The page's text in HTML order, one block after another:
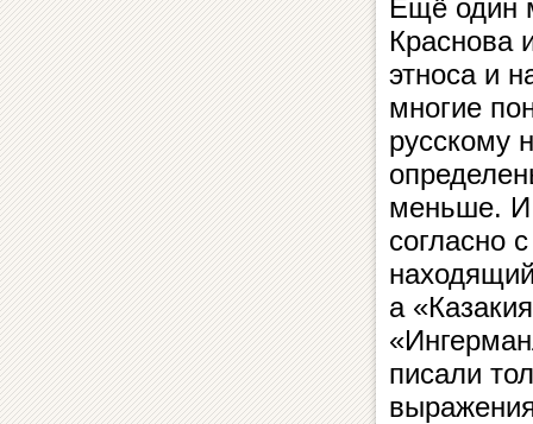
Ещё один
Краснова
этноса и
многие
русскому
меньше. И
согласно
а
писали